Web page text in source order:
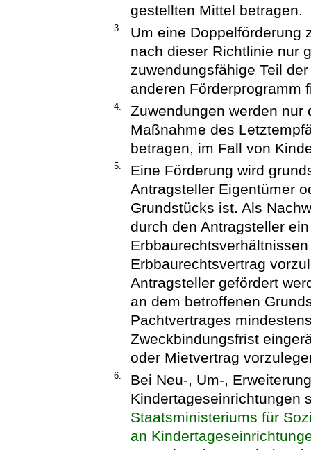
gestellten Mittel betragen.
3.
Um eine Doppelförderung
nach dieser Richtlinie nur
zuwendungsfähige Teil
anderen Förderprogramm
4.
Zuwendungen werden nur
Maßnahme des
betragen, im Fall von
5.
Eine Förderung wird
Antragsteller Eigentümer
Grundstücks ist. Als
durch den Antragsteller
Erbbaurechtsvertrag
Antragsteller gefördert
an dem betroffenen
Pachtvertrages
Zweckbindungsfrist
oder Mietvertrag
6.
Bei Neu-, Um-,
Kindertageseinrichtungen
Staatsministeriums für
an